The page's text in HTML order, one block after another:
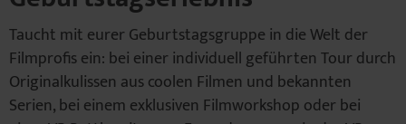
Taucht mit eurer Geburtstagsgruppe in die Welt der
Filmprofis ein: bei einer individuell geführten Tour durch
Originalkulissen aus coolen Filmen und bekannten
Serien, bei einem exklusiven Filmworkshop oder bei